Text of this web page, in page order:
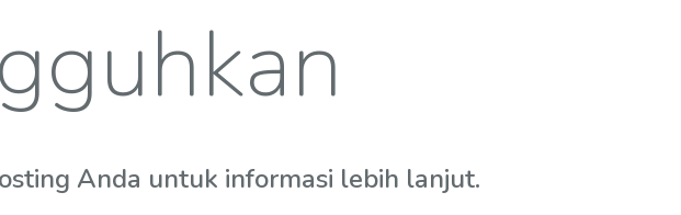
Anda untuk informasi lebih lanjut.